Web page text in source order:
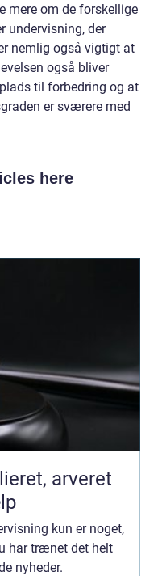
mere om de forskellige
undervisning, der
nemlig også vigtigt at
også bliver
til forbedring og at
er sværere med
here
kun er noget,
har trænet det helt
nyheder.